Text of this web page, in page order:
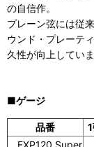
の自信作。
プレーン弦には従
ウンド・プレーテ
久性が向上していま
■ゲージ
品番
EXP120 Super